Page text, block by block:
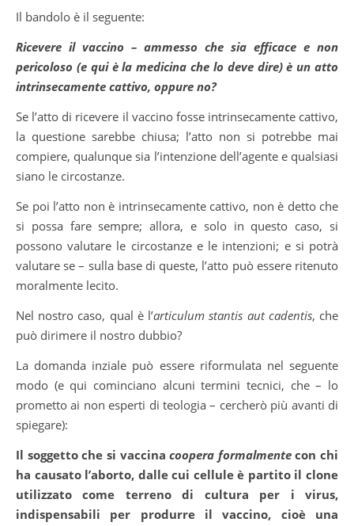
Il bandolo è il seguente:
Ricevere il vaccino – ammesso che sia efficace e non
pericoloso (e qui è la medicina che lo deve dire) è un atto
intrinsecamente cattivo, oppure no?
Se l’atto di ricevere il vaccino fosse intrinsecamente cattivo,
la questione sarebbe chiusa; l’atto non si potrebbe mai
compiere, qualunque sia l’intenzione dell’agente e qualsiasi
siano le circostanze.
Se poi l’atto non è intrinsecamente cattivo, non è detto che
si possa fare sempre; allora, e solo in questo caso, si
possono valutare le circostanze e le intenzioni; e si potrà
valutare se – sulla base di queste, l’atto può essere ritenuto
moralmente lecito.
Nel nostro caso, qual è l’articulum stantis aut cadentis, che
può dirimere il nostro dubbio?
La domanda inziale può essere riformulata nel seguente
modo (e qui cominciano alcuni termini tecnici, che – lo
prometto ai non esperti di teologia – cercherò più avanti di
spiegare):
Il soggetto che si vaccinacoopera formalmentecon chi
ha causato l’aborto, dalle cui cellule è partito il clone
utilizzato come terreno di cultura per i virus,
indispensabili per produrre il vaccino, cioè una